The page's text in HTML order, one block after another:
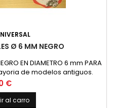
Ø 6 MM NEGRO
EN DIAMETRO 6 mm PARA
de modelos antiguos.
cantidad de metros en la
compra.
€
al carro